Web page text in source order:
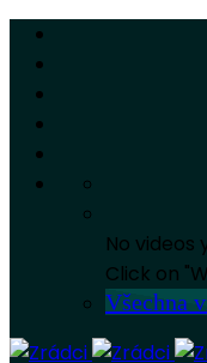
No videos
Click on
Všechna